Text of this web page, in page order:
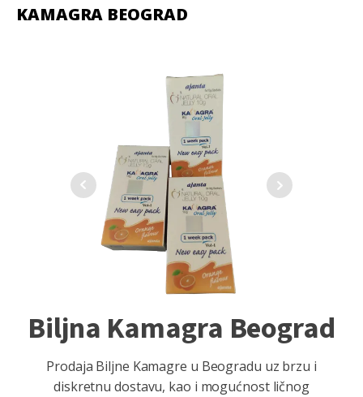
KAMAGRA BEOGRAD
Biljna Kamagra Beograd
Prodaja Biljne Kamagre u Beogradu uz brzu i
diskretnu dostavu, kao i mogućnost ličnog